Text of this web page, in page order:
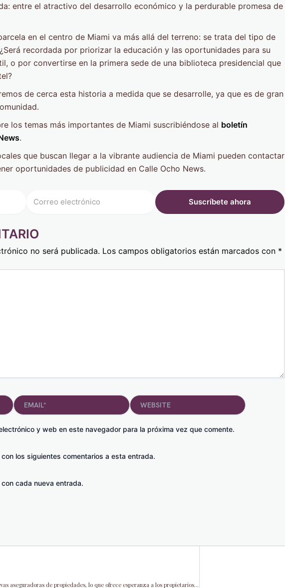
entre el atractivo del desarrollo económico y la perdurable promesa de
en el centro de Miami va más allá del terreno: se trata del tipo de
recordada por priorizar la educación y las oportunidades para su
o por convertirse en la primera sede de una biblioteca presidencial que
de cerca esta historia a medida que se desarrolle, ya que es de gran
los temas más importantes de Miami suscribiéndose al boletín
.
que buscan llegar a la vibrante audiencia de Miami pueden contactar
oportunidades de publicidad en Calle Ocho News.
no será publicada. Los campos obligatorios están marcados con *
Email*
y web en este navegador para la próxima vez que comente.
Website
los siguientes comentarios a esta entrada.
cada nueva entrada.
Florida da la bienvenida a dos nuevas aseguradoras de propiedades, lo que ofrece esperanza a los propietarios de viviendas